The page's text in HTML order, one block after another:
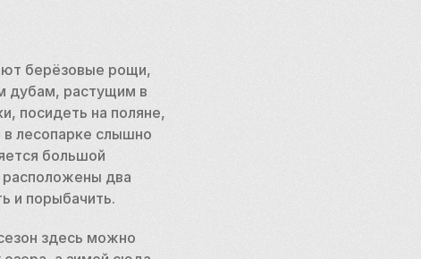
берёзовые рощи,
дубам, растущим в
посидеть на поляне,
лесопарке слышно
большой
расположены два
и порыбачить.
здесь можно